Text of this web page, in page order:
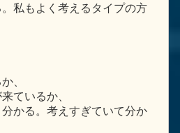
私もよく考えるタイプの方
、
ているか、
かる。考えすぎていて分か